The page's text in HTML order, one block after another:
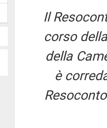
Il
corso
della
è